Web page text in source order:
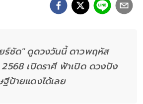
ร์ชัด" ดูดวงวันนี้ ดาวพฤหัส
เปิดราศี ฟ้าเปิด ดวงปัง
ฐีป้ายแดงได้เลย